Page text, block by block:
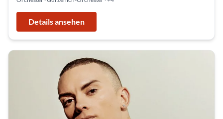
Details ansehen